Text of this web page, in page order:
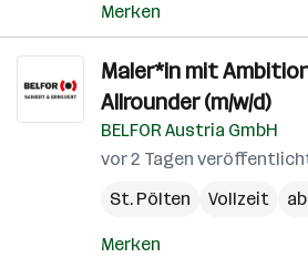
Merken
Maler*in mit
Allrounder (m/w/d)
BELFOR Austria GmbH
vor 2 Tagen
St. Pölten
Vollzeit
Merken